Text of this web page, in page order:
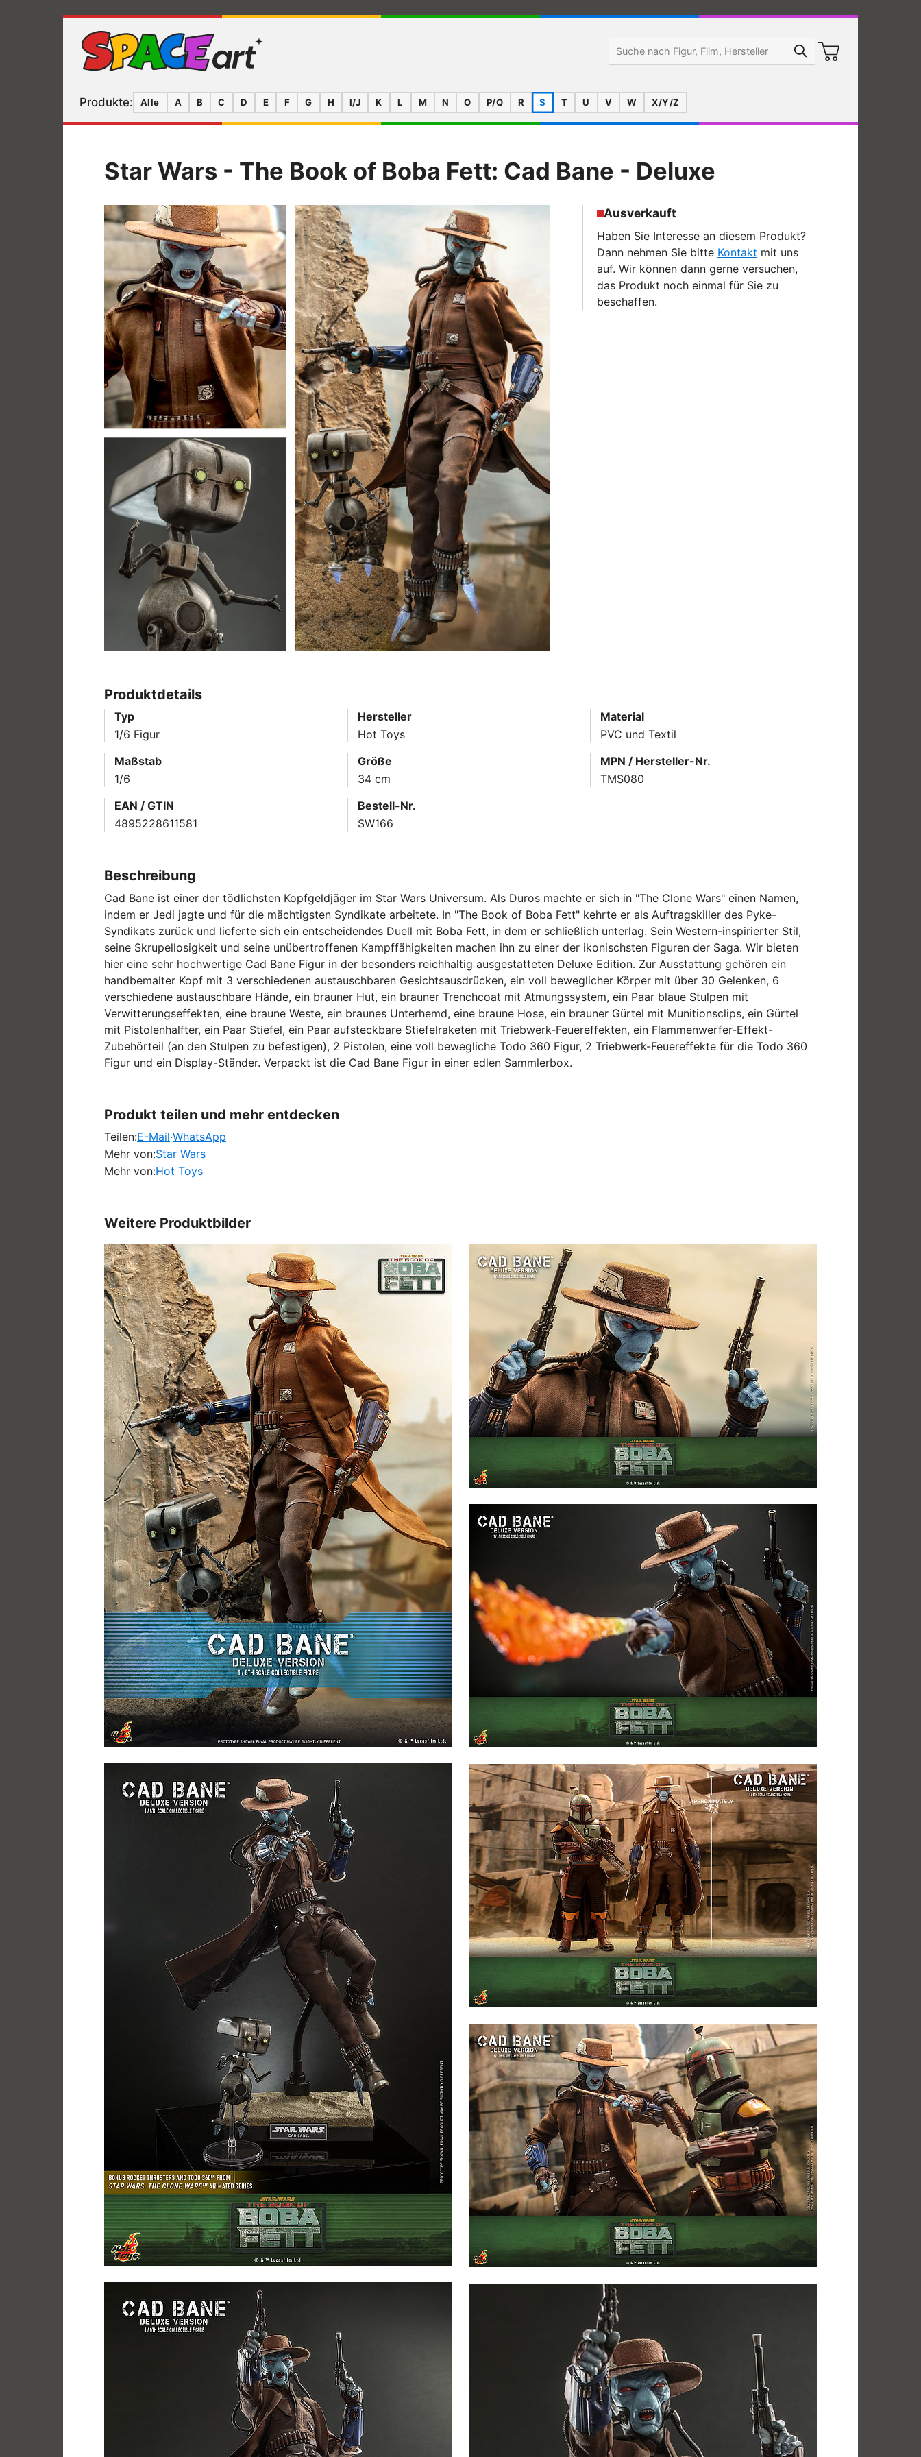
Produkte: Alle A B C D E F G H I/J K L M N O P/Q R S T U V W X/Y/Z
Star Wars - The Book of Boba Fett: Cad Bane - Deluxe
Ausverkauft
Haben Sie Interesse an diesem Produkt?
Dann nehmen Sie bitte Kontakt mit uns
auf. Wir können dann gerne versuchen,
das Produkt noch einmal für Sie zu
beschaffen.
Produktdetails
Typ
1/6 Figur
Hersteller
Hot Toys
Material
PVC und Textil
Maßstab
1/6
Größe
34 cm
MPN / Hersteller-Nr.
TMS080
EAN / GTIN
4895228611581
Bestell-Nr.
SW166
Beschreibung
Cad Bane ist einer der tödlichsten Kopfgeldjäger im Star Wars Universum. Als Duros machte er sich in "The Clone Wars" einen Namen,
indem er Jedi jagte und für die mächtigsten Syndikate arbeitete. In "The Book of Boba Fett" kehrte er als Auftragskiller des Pyke-
Syndikats zurück und lieferte sich ein entscheidendes Duell mit Boba Fett, in dem er schließlich unterlag. Sein Western-inspirierter Stil,
seine Skrupellosigkeit und seine unübertroffenen Kampffähigkeiten machen ihn zu einer der ikonischsten Figuren der Saga. Wir bieten
hier eine sehr hochwertige Cad Bane Figur in der besonders reichhaltig ausgestatteten Deluxe Edition. Zur Ausstattung gehören ein
handbemalter Kopf mit 3 verschiedenen austauschbaren Gesichtsausdrücken, ein voll beweglicher Körper mit über 30 Gelenken, 6
verschiedene austauschbare Hände, ein brauner Hut, ein brauner Trenchcoat mit Atmungssystem, ein Paar blaue Stulpen mit
Verwitterungseffekten, eine braune Weste, ein braunes Unterhemd, eine braune Hose, ein brauner Gürtel mit Munitionsclips, ein Gürtel
mit Pistolenhalfter, ein Paar Stiefel, ein Paar aufsteckbare Stiefelraketen mit Triebwerk-Feuereffekten, ein Flammenwerfer-Effekt-
Zubehörteil (an den Stulpen zu befestigen), 2 Pistolen, eine voll bewegliche Todo 360 Figur, 2 Triebwerk-Feuereffekte für die Todo 360
Figur und ein Display-Ständer. Verpackt ist die Cad Bane Figur in einer edlen Sammlerbox.
Produkt teilen und mehr entdecken
Teilen:E-Mail·WhatsApp
Mehr von:Star Wars
Mehr von:Hot Toys
Weitere Produktbilder